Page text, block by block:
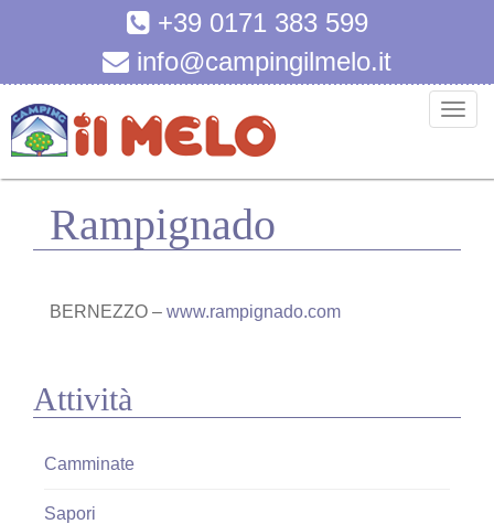
T
e
+39 0171 383 599
info@campingilmelo.it
Rampignado
BERNEZZO – www.rampignado.com
Attività
Camminate
Sapori